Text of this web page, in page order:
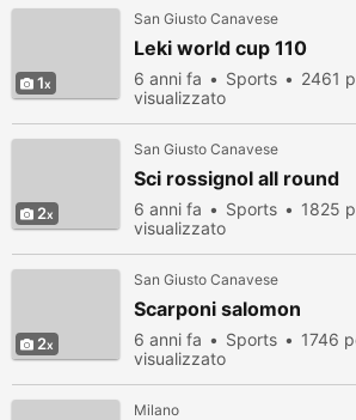
1
San Giusto Canavese
Leki world cup 110
6 anni fa Sports
2461
visualizzato
2
San Giusto Canavese
Sci rossignol all round
6 anni fa Sports
1825
visualizzato
2
San Giusto Canavese
Scarponi salomon
6 anni fa Sports
1746
visualizzato
Milano